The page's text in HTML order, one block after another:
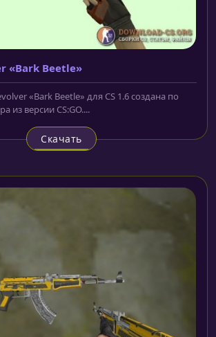
«Bark Beetle»
«Bark Beetle» для CS 1.6 создана по
из версии CS:GO....
Скачать